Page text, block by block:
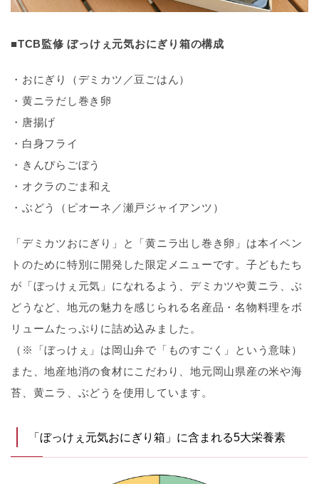
■TCB監修 ぼっけぇ元気おにぎり箱の構成
・おにぎり（デミカツ／豆ごはん）
・黄ニラだし巻き卵
・唐揚げ
・白身フライ
・きんぴらごぼう
・オクラのごま和え
・ぶどう（ピオーネ／瀬戸ジャイアンツ）
「デミカツおにぎり」と「黄ニラ出し巻き卵」は本イベン
トのために特別に開発した限定メニューです。子どもたち
が「ぼっけぇ元気」になれるよう、デミカツや黄ニラ、ぶ
どうなど、地元の魅力を感じられる名産品・名物料理をボ
リュームたっぷりに詰め込みました。
（※「ぼっけぇ」は岡山弁で「ものすごく」という意味）
また、地産地消の食材にこだわり、地元岡山県産の米や海
苔、黄ニラ、ぶどうを使用しています。
「ぼっけぇ元気おにぎり箱」に含まれる5大栄養素